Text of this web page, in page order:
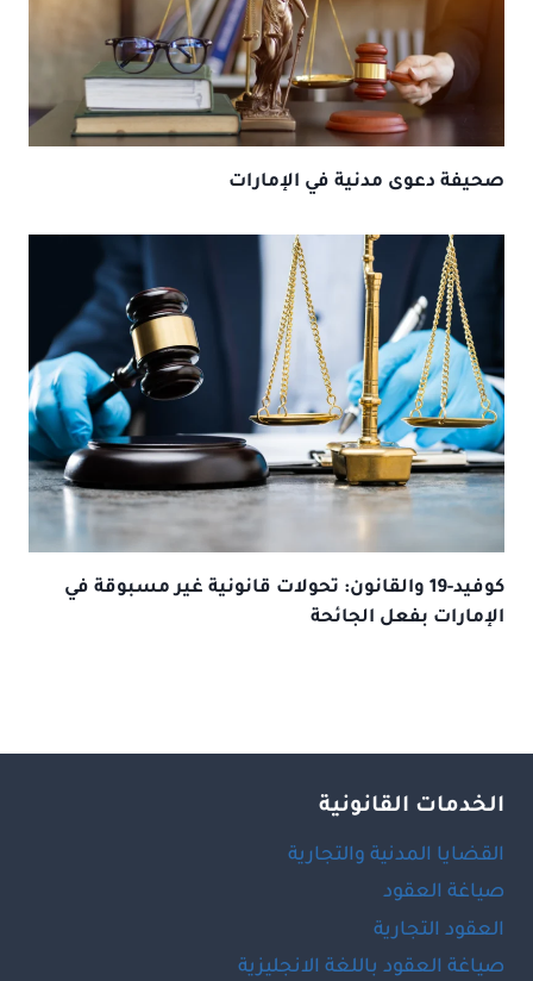
صحيفة دعوى مدنية في الإمارات
كوفيد-19 والقانون: تحولات قانونية غير مسبوقة في
الإمارات بفعل الجائحة
الخدمات القانونية
القضايا المدنية والتجارية
صياغة العقود
العقود التجارية
صياغة العقود باللغة الانجليزية